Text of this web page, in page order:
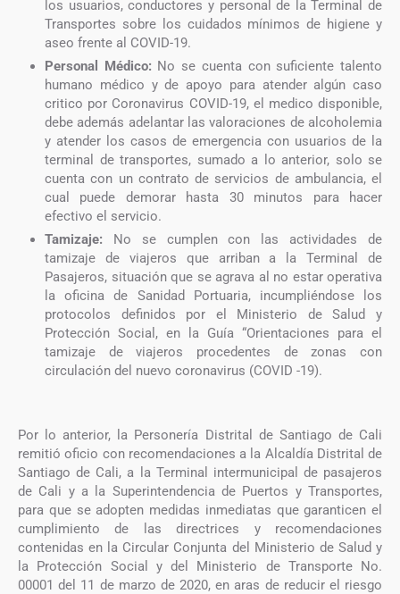
los usuarios, conductores y personal de la Terminal de
Transportes sobre los cuidados mínimos de higiene y
aseo frente al COVID-19.
Personal Médico: No se cuenta con suficiente talento
humano médico y de apoyo para atender algún caso
critico por Coronavirus COVID-19, el medico disponible,
debe además adelantar las valoraciones de alcoholemia
y atender los casos de emergencia con usuarios de la
terminal de transportes, sumado a lo anterior, solo se
cuenta con un contrato de servicios de ambulancia, el
cual puede demorar hasta 30 minutos para hacer
efectivo el servicio.
Tamizaje: No se cumplen con las actividades de
tamizaje de viajeros que arriban a la Terminal de
Pasajeros, situación que se agrava al no estar operativa
la oficina de Sanidad Portuaria, incumpliéndose los
protocolos definidos por el Ministerio de Salud y
Protección Social, en la Guía “Orientaciones para el
tamizaje de viajeros procedentes de zonas con
circulación del nuevo coronavirus (COVID -19).
Por lo anterior, la Personería Distrital de Santiago de Cali
remitió oficio con recomendaciones a la Alcaldía Distrital de
Santiago de Cali, a la Terminal intermunicipal de pasajeros
de Cali y a la Superintendencia de Puertos y Transportes,
para que se adopten medidas inmediatas que garanticen el
cumplimiento de las directrices y recomendaciones
contenidas en la Circular Conjunta del Ministerio de Salud y
la Protección Social y del Ministerio de Transporte No.
00001 del 11 de marzo de 2020, en aras de reducir el riesgo